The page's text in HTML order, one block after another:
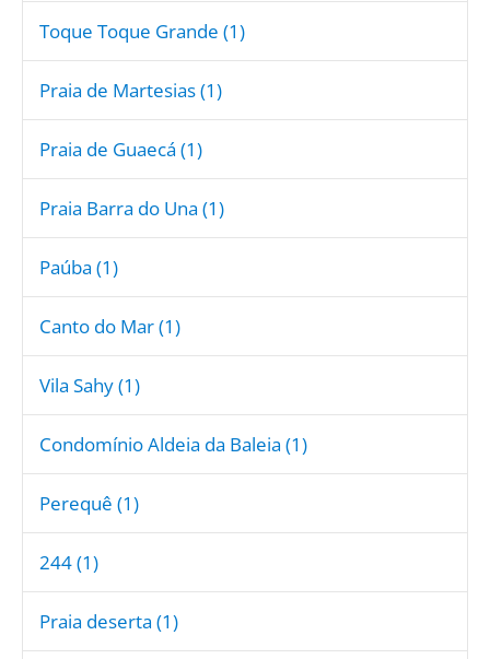
Toque Toque Grande (1)
Praia de Martesias (1)
Praia de Guaecá (1)
Praia Barra do Una (1)
Paúba (1)
Canto do Mar (1)
Vila Sahy (1)
Condomínio Aldeia da Baleia (1)
Perequê (1)
244 (1)
Praia deserta (1)